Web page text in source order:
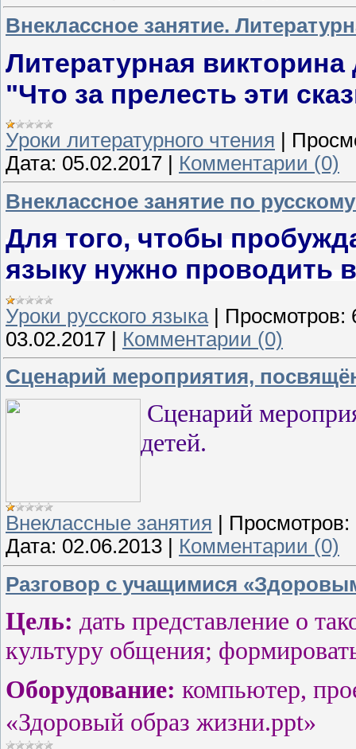
Внеклассное занятие.
Литературная
"Что за прелесть эти
Уроки литературного чтения
Дата: 05.02.2017
Комментарии (0)
Внеклассное занятие по
Для того, чтобы
языку нужно проводить
Уроки русского языка| Просмотров:
03.02.2017
Комментарии (0)
Сценарий мероприятия,
Сценарий
детей.
Внеклассные занятия Просмотров:
Дата: 02.06.2013
Комментарии (0)
Разговор с учащимися
Цель: дать представление о
культуру общения;
Оборудование: компьютер,
«Здоровый образ жизни.ppt»